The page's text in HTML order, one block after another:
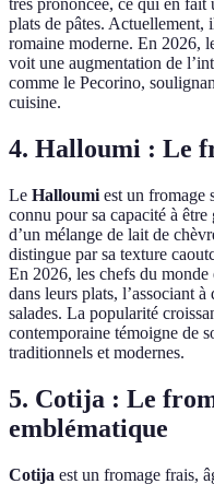
très prononcée, ce qui en fait
plats de pâtes. Actuellement,
romaine moderne. En 2026,
voit une augmentation de
comme le Pecorino,
cuisine.
4. Halloumi : Le
Le Halloumi est un fromage
connu pour sa capacité à
d’un mélange de lait de
distingue par sa texture
En 2026, les chefs du
dans leurs plats, l’associant
salades. La popularité
contemporaine témoigne de
traditionnels et modernes.
5. Cotija : Le
emblématique
Cotija est un fromage frais,